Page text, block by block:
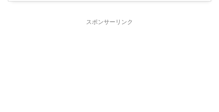
スポンサーリンク